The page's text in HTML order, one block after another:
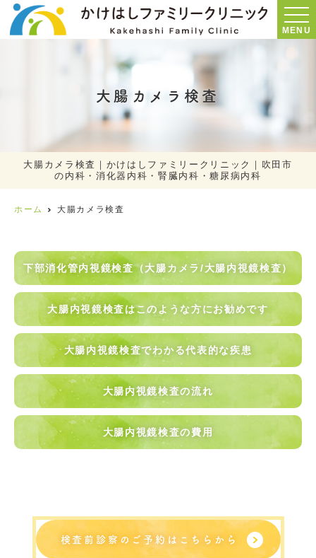
MENU
大腸カメラ検査
大腸カメラ検査｜かけはしファミリークリニック｜吹田市
の内科・消化器内科・腎臓内科・糖尿病内科
ホーム 大腸カメラ検査
下部消化管内視鏡検査（大腸カメラ/大腸内視鏡検査）
大腸内視鏡検査はこのような方にお勧めです
大腸内視鏡検査でわかる代表的な疾患
大腸内視鏡検査の流れ
大腸内視鏡検査の費用
検査前診察のご予約はこちらから